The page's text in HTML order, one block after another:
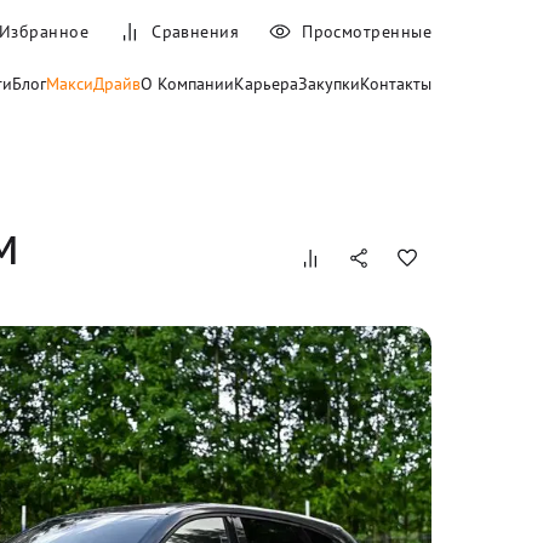
БлогМаксиДрайвО КомпанииКарьераЗакупкиКонтакты
Избранное Сравнения Просмотренные